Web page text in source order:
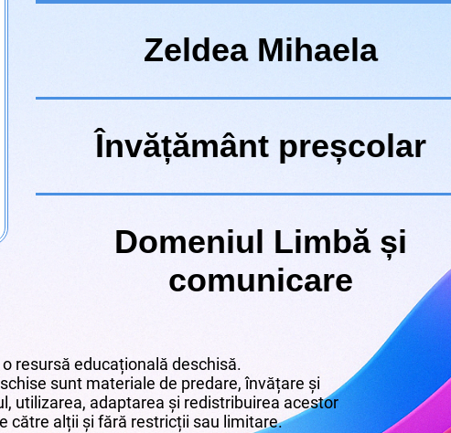
Zeldea Mihaela
Învățământ preșcolar
Domeniul Limbă și
comunicare
resursă educațională deschisă.
sunt materiale de predare, învățare și
utilizarea, adaptarea și redistribuirea acestor
către alții și fără restricții sau limitare.